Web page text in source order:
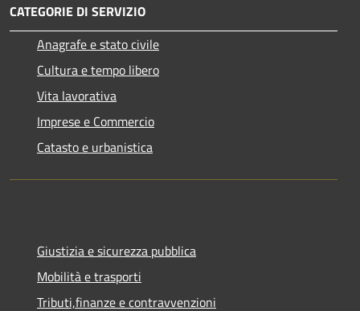
CATEGORIE DI SERVIZIO
Anagrafe e stato civile
Cultura e tempo libero
Vita lavorativa
Imprese e Commercio
Catasto e urbanistica
Giustizia e sicurezza pubblica
Mobilità e trasporti
Tributi,finanze e contravvenzioni